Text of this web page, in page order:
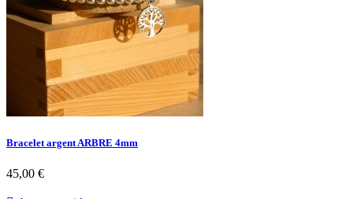
Bracelet argent ARBRE 4mm
45,00 €